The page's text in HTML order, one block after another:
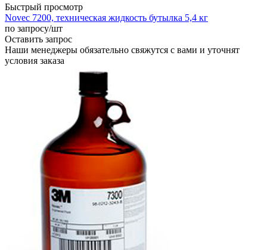
Быстрый просмотр
Novec 7200, техническая жидкость бутылка 5,4 кг
по запросу/шт
Оставить запрос
Наши менеджеры обязательно свяжутся с вами и уточнят
условия заказа